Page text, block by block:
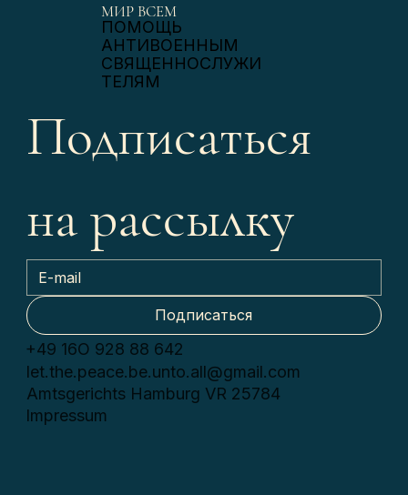
МИР ВСЕМ
ПОМОЩЬ
АНТИВОЕННЫМ
СВЯЩЕННОСЛУЖИ
ТЕЛЯМ
Подписаться
на рассылку
Подписаться
+49 16О 928 88 642
let.the.peace.be.unto.all@gmail.com
Amtsgerichts Hamburg VR 25784
Impressum